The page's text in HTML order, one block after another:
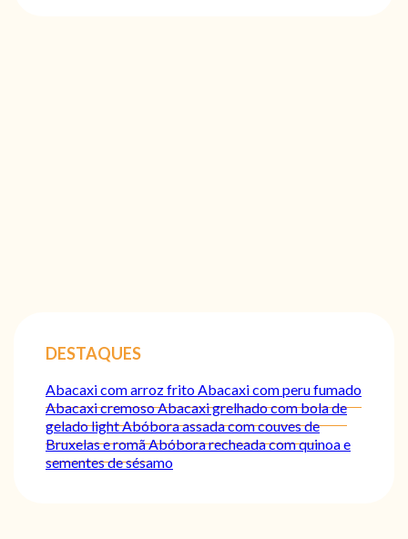
DESTAQUES
Abacaxi com arroz frito Abacaxi com peru fumado
Abacaxi cremosoAbacaxi grelhado com bola de
gelado lightAbóbora assada com couves de
Bruxelas e romãAbóbora recheada com quinoa e
sementes de sésamo